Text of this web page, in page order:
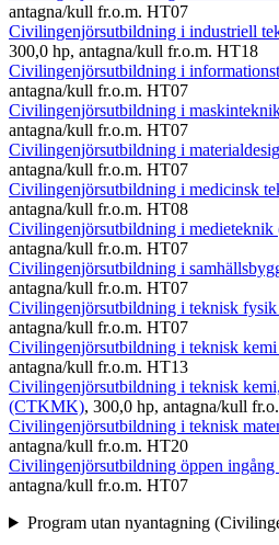
antagna/kull fr.o.m. HT07
Civilingenjörsutbildning i industriell
300,0 hp, antagna/kull fr.o.m. HT18
Civilingenjörsutbildning i
antagna/kull fr.o.m. HT07
Civilingenjörsutbildning i
antagna/kull fr.o.m. HT07
Civilingenjörsutbildning i
antagna/kull fr.o.m. HT07
Civilingenjörsutbildning i medicinsk
antagna/kull fr.o.m. HT08
Civilingenjörsutbildning i
antagna/kull fr.o.m. HT07
Civilingenjörsutbildning i
antagna/kull fr.o.m. HT07
Civilingenjörsutbildning i teknisk
antagna/kull fr.o.m. HT07
Civilingenjörsutbildning i teknisk
antagna/kull fr.o.m. HT13
Civilingenjörsutbildning i teknisk
(CTKMK), 300,0 hp, antagna/kull
Civilingenjörsutbildning i teknisk
antagna/kull fr.o.m. HT20
Civilingenjörsutbildning öppen
antagna/kull fr.o.m. HT07
Program utan nyantagning